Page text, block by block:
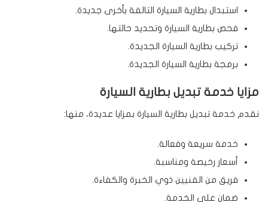
استبدال بطارية السيارة التالفة بأخرى جديدة.
فحص بطارية السيارة وتحديد حالتها.
تركيب بطارية السيارة الجديدة.
برمجة بطارية السيارة الجديدة.
مزايا خدمة تبديل بطارية السيارة
نقدم خدمة تبديل بطارية السيارة بمزايا عديدة، منها:
خدمة سريعة وفعالة.
أسعار رخيصة ومناسبة.
فريق من الفنيين ذوي الخبرة والكفاءة.
ضمان على الخدمة.